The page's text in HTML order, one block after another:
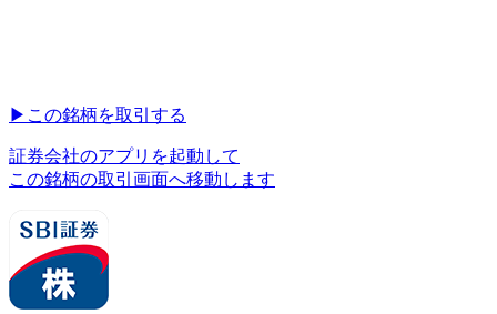
▶︎ この銘柄を取引する
証券会社のアプリを起動して
この銘柄の取引画面へ移動します